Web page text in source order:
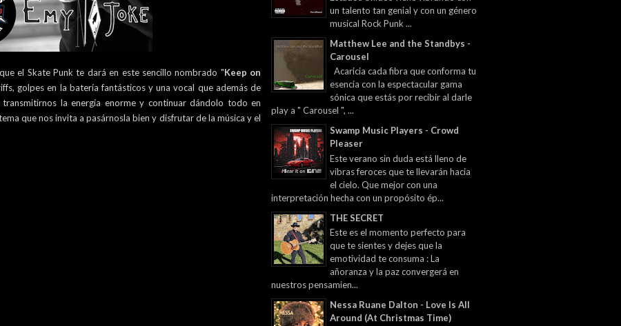
el Skate Punk te dará en este sencillo nombrado "Keep on
golpes en la batería fantásticos y una vocal que además de
la energía enorme y continuar dándolo todo en
que nos invita a pasárnosla bien y disfrutar de la música y el
un talento tan genial y con un género
musical Rock Punk ...
Matthew Lee and the Standbys -
Carousel
Acaricia cada fibra que conforma tu
esencia con la espectacular gama
sónica que estás por recibir al darle
play a " Carousel ", ...
Swamp Music Players - Crowd
Pleaser
Este verano sin duda está lleno de
vibras feroces que te llevarán hacia
el cielo. Que mejor con una
interpretación hecha con un propósito ép...
THE SECRET
Este es el momento perfecto para
que te sientes y dejes que la
emotividad te consuma : La
añoranza y la paz convergerá en
nuestros pensamien...
Nessa Ruane Dalton - Love Is All
Around (At Christmas Time)